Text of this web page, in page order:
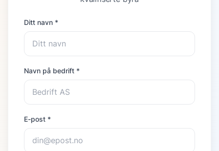
Ditt navn *
Navn på bedrift *
E-post *